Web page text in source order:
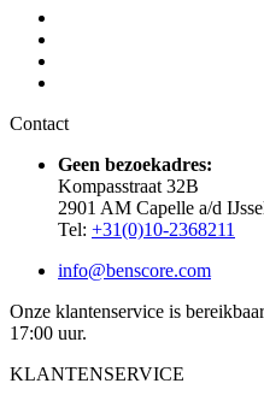
Contact
Geen bezoekadres:
Kompasstraat 32B
2901 AM Capelle a/d
Tel: +31(0)10-2368211
info@benscore.com
Onze klantenservice is
17:00 uur.
KLANTENSERVICE